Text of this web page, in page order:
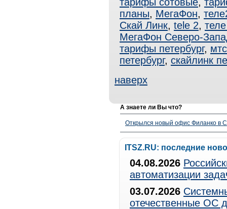
планы, МегаФон,
Скай Линк, tele 2,
МегаФон Северо-
тарифы петербург,
петербург, скайлинк
наверх
А знаете ли Вы что?
Открылся новый офис Филанко в
ITSZ.RU: последние
04.08.2026
автоматизации
03.07.2026
отечественные ОС